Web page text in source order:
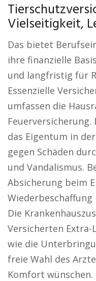
Vielseitigkeit,
Das bietet
ihre finanzielle
und langfristig für
Essenzielle
umfassen die
das Eigentum in
gegen Schäden
und Vandalismus.
Absicherung beim
Wiederbeschaffung
Die
Versicherten Extra-
wie die
freie Wahl des
Komfort wünschen.